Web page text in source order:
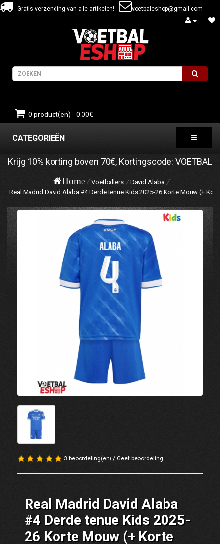
Gratis verzending van alle artikelen! voetbaleshop@gmail.com
0 product(en) - 0.00€
CATEGORIEËN
Krijg 10% korting boven 70€, Kortingscode: VOETBAL
Home Voetballers
David Alaba
Real Madrid David Alaba #4 Derde tenue Kids 2025-26 Korte Mouw (+
3 beoordeling(en) / Geef beoordeling
Real Madrid David Alaba
#4 Derde tenue Kids 2025-
26 Korte Mouw (+ Korte